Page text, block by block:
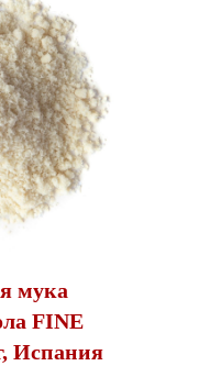
мука
FINE
Испания